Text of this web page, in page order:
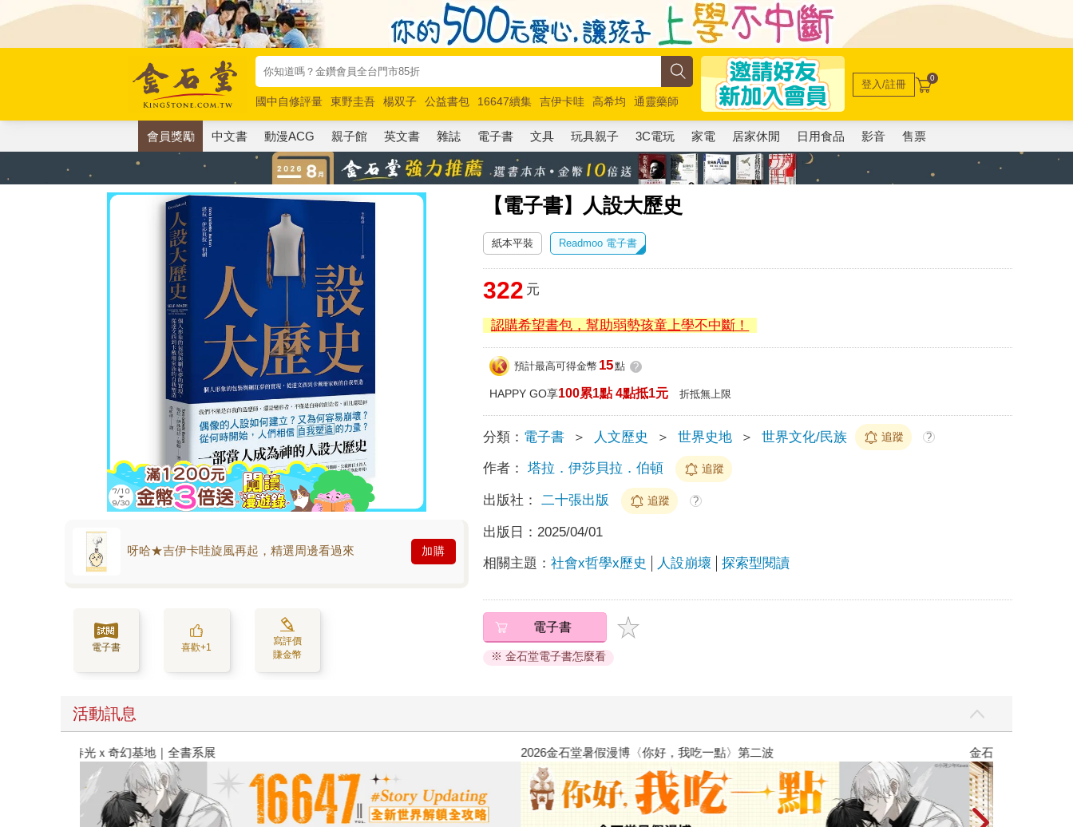
國中自修評量 東野圭吾 楊双子 公益書包 16647續集 吉伊卡哇 高希均
通靈藥師
唯紅花綻放
奧德賽 路邊攤新作 馬斯克 玩具總動員5 超慢跑
登入/註冊 0
會員獎勵 中文書 動漫ACG 親子館 英文書 雜誌 電子書 文具 玩具親子 3C電玩 家電 居家休閒 日用食品 影音 售票
【電子書】人設大歷史
呀哈★吉伊卡哇旋風再起，精選周邊看過來 加購
電子書 喜歡+1
寫評價
賺金幣
紙本平裝 Readmoo 電子書
322 元
認購希望書包，幫助弱勢孩童上學不中斷！
預計最高可得金幣 15點 ?
HAPPY GO享100累1點 4點抵1元 折抵無上限
分類： 電子書 ＞ 人文歷史 ＞ 世界史地 ＞ 世界文化/民族 追蹤 ?
作者： 塔拉．伊莎貝拉．伯頓 追蹤
出版社： 二十張出版 追蹤 ?
出版日： 2025/04/01
相關主題：社會x哲學x歷史 人設崩壞 探索型閱讀
電子書
※ 金石堂電子書怎麼看
活動訊息
春光ｘ奇幻基地｜全書系展 2026金石堂暑假漫博〈你好，我吃一點〉第二波 金石堂2026海